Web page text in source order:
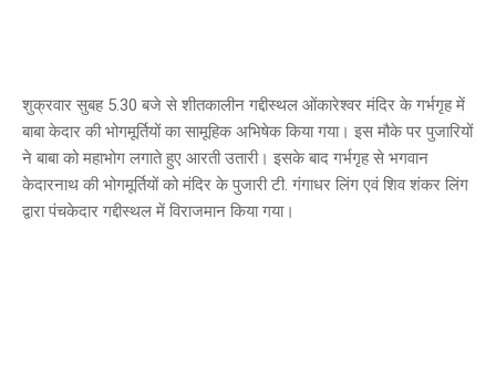
शुक्रवार सुबह 5.30 बजे से शीतकालीन गद्दीस्थल ओंकारेश्वर मंदिर के गर्भगृह में
बाबा केदार की भोगमूर्तियों का सामूहिक अभिषेक किया गया। इस मौके पर पुजारियों
ने बाबा को महाभोग लगाते हुए आरती उतारी। इसके बाद गर्भगृह से भगवान
केदारनाथ की भोगमूर्तियों को मंदिर के पुजारी टी. गंगाधर लिंग एवं शिव शंकर लिंग
द्वारा पंचकेदार गद्दीस्थल में विराजमान किया गया।